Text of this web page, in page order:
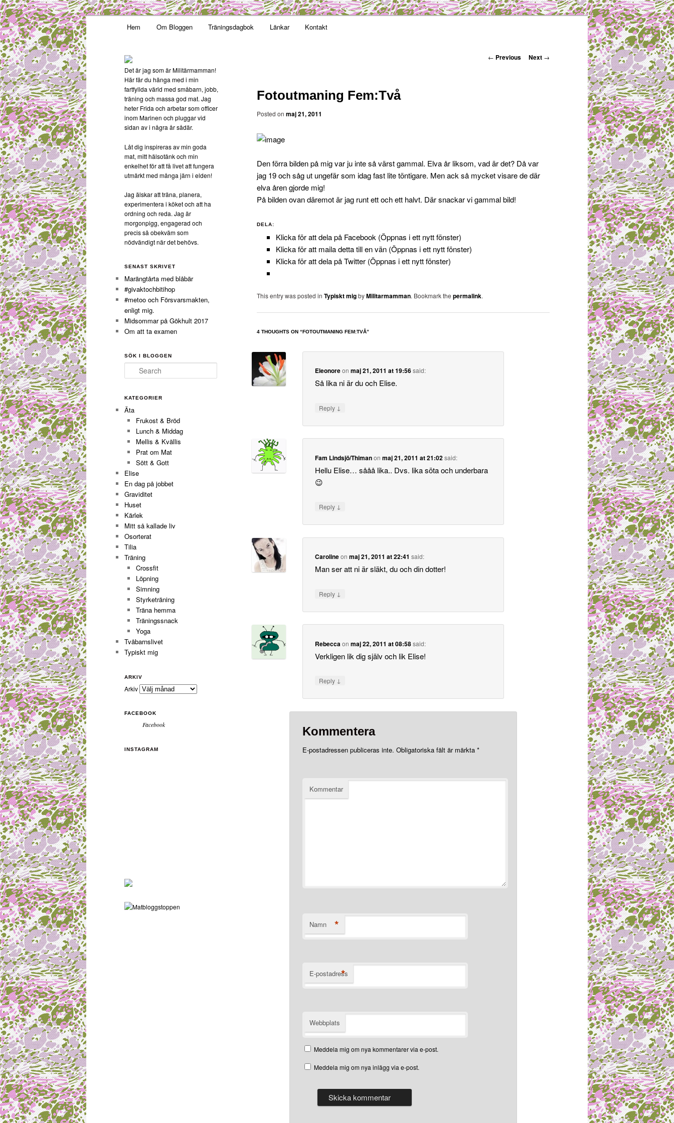
Militärmamman
Skip to primary content
Hem Om Bloggen Träningsdagbok Länkar Kontakt
Post navigation
← Previous Next →
Fotoutmaning Fem:Två
Posted on maj 21, 2011
Den förra bilden på mig var ju inte så värst gammal. Elva år liksom, vad är det? Då var
jag 19 och såg ut ungefär som idag fast lite töntigare. Men ack så mycket visare de där
elva åren gjorde mig!
På bilden ovan däremot är jag runt ett och ett halvt. Där snackar vi gammal bild!
DELA:
Klicka för att dela på Facebook (Öppnas i ett nytt fönster)
Klicka för att maila detta till en vän (Öppnas i ett nytt fönster)
Klicka för att dela på Twitter (Öppnas i ett nytt fönster)
This entry was posted in Typiskt migbyMilitarmamman. Bookmark the permalink.
4 THOUGHTS ON “FOTOUTMANING FEM:TVÅ”
Eleonoreonmaj 21, 2011 at 19:56said:
Så lika ni är du och Elise.
Reply ↓
Fam Lindsjö/Thimanonmaj 21, 2011 at 21:02said:
Hellu Elise… sååå lika.. Dvs. lika söta och underbara
😉
Reply ↓
Carolineonmaj 21, 2011 at 22:41 said:
Man ser att ni är släkt, du och din dotter!
Reply ↓
Rebeccaonmaj 22, 2011 at 08:58said:
Verkligen lik dig själv och lik Elise!
Reply ↓
Kommentera
E-postadressen publiceras inte. Obligatoriska fält är märkta *
Kommentar
Namn *
E-postadress
*
Webbplats
Meddela mig om nya kommentarer via e-post.
Meddela mig om nya inlägg via e-post.
Det är jag som är Militärmamman!
Här får du hänga med i min
fartfyllda värld med småbarn, jobb,
träning och massa god mat. Jag
heter Frida och arbetar som officer
inom Marinen och pluggar vid
sidan av i några år sådär.
Låt dig inspireras av min goda
mat, mitt hälsotänk och min
enkelhet för att få livet att fungera
utmärkt med många järn i elden!
Jag älskar att träna, planera,
experimentera i köket och att ha
ordning och reda. Jag är
morgonpigg, engagerad och
precis så obekväm som
nödvändigt när det behövs.
SENAST SKRIVET
Marängtårta med blåbär
#givaktochbitihop
#metoo och Försvarsmakten,
enligt mig.
Midsommar på Gökhult 2017
Om att ta examen
SÖK I BLOGGEN
Search
KATEGORIER
Äta
Frukost & Bröd
Lunch & Middag
Mellis & Kvällis
Prat om Mat
Sött & Gott
Elise
En dag på jobbet
Graviditet
Huset
Kärlek
Mitt så kallade liv
Osorterat
Tilia
Träning
Crossfit
Löpning
Simning
Styrketräning
Träna hemma
Träningssnack
Yoga
Tvåbarnslivet
Typiskt mig
ARKIV
Arkiv
FACEBOOK
Facebook
INSTAGRAM